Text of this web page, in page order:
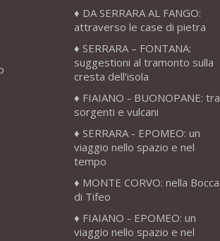
DA SERRARA AL FANGO:
attraverso le case di pietra
SERRARA – FONTANA:
suggestioni al tramonto sulla
cresta dell’isola
FIAIANO - BUONOPANE: tra
sorgenti e vulcani
SERRARA - EPOMEO: un
viaggio nello spazio e nel
tempo
MONTE CORVO: nella Bocca
di Tifeo
FIAIANO - EPOMEO: un
viaggio nello spazio e nel